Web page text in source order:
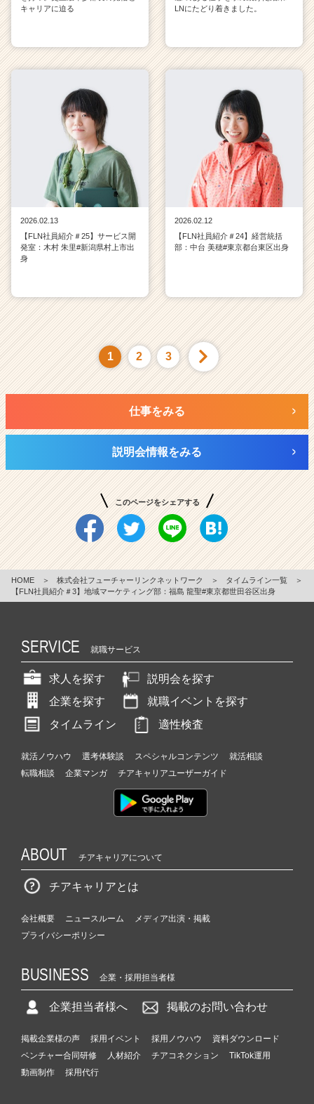
キャリアに迫る
LNにたどり着きました。
2026.02.13
【FLN社員紹介＃25】サービス開
発室：木村 朱里#新潟県村上市出
身
2026.02.12
【FLN社員紹介＃24】経営統括
部：中台 美穂#東京都台東区出身
1 2 3
仕事をみる
説明会情報をみる
このページをシェアする
HOME ＞ 株式会社フューチャーリンクネットワーク ＞ タイムライン一覧
＞
【FLN社員紹介＃3】地域マーケティング部：福島 龍聖#東京都世田谷区出身
SERVICE 就職サービス
求人を探す
説明会を探す
企業を探す
就職イベントを探す
タイムライン
適性検査
就活ノウハウ 選考体験談 スペシャルコンテンツ
就活相談
転職相談
企業マンガ チアキャリアユーザーガイド
ABOUT チアキャリアについて
チアキャリアとは
会社概要 ニュースルーム
メディア出演・掲載
プライバシーポリシー
BUSINESS 企業・採用担当者様
企業担当者様へ 掲載のお問い合わせ
掲載企業様の声 採用イベント 採用ノウハウ
資料ダウンロード
ベンチャー合同研修
人材紹介 チアコネクション
TikTok運用
動画制作
採用代行